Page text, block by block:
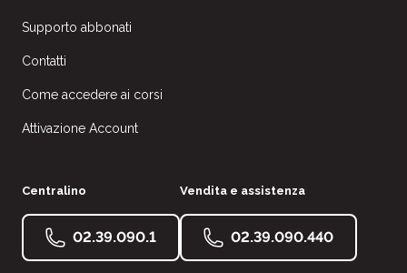
Supporto abbonati
Contatti
Come accedere ai corsi
Attivazione Account
Centralino
02.39.090.1
Vendita e assistenza
02.39.090.440